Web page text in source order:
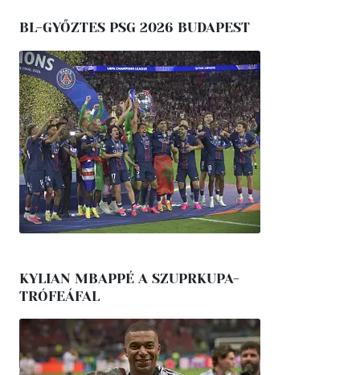
BL-GYŐZTES PSG 2026 BUDAPEST
KYLIAN MBAPPÉ A SZUPRKUPA-
TRÓFEÁFAL